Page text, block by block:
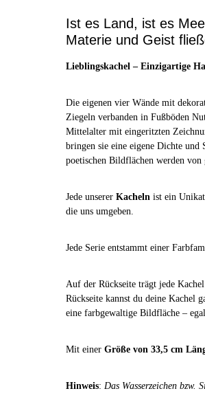
Ist es Land, ist es
Materie und Geist
Lieblingskachel – Einzigartige
Die eigenen vier Wände mit
Ziegeln verbanden in Fußböden
Mittelalter mit eingeritzten
bringen sie eine eigene Dichte
poetischen Bildflächen werden
Jede unserer Kacheln ist ein
die uns umgeben.
Jede Serie entstammt einer
Auf der Rückseite trägt jede
Rückseite kannst du deine Kachel
eine farbgewaltige Bildfläche –
Mit einer Größe von 33,5 cm
Hinweis: Das Wasserzeichen